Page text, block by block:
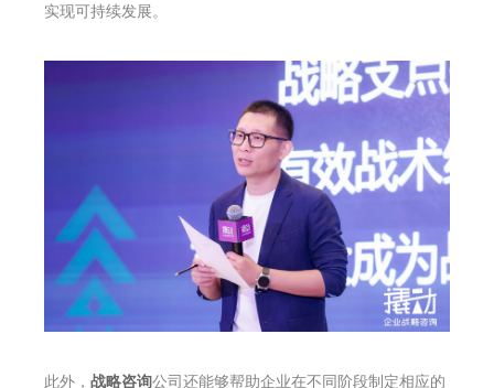
实现可持续发展。
此外， 战略咨询公司还能够帮助企业在不同阶段制定相应的